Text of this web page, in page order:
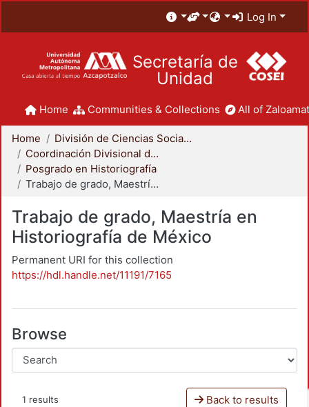
Log In
Secretaría de
Unidad
Home Communities & Collections All of
Home
División de Ciencias Sociales y Humanidades
Coordinación Divisional de Posgrado
Posgrado en Historiografía
Trabajo de grado, Maestría en Historiografía de México
Trabajo de grado, Maestría en
Historiografía de México
Permanent URI for this collection
https://hdl.handle.net/11191/7165
Browse
1 results Back to results